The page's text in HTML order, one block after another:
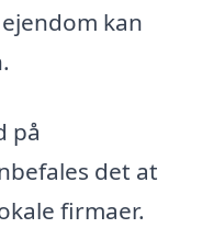
kan
på
det at
firmaer.